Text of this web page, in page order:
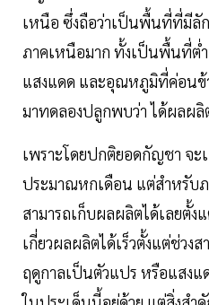
เหนือ ซึ่งถือว่าเป็นพื้นที่ที่มีลั
ภาคเหนือมาก ทั้งเป็นพื้นที่ต่
แสงแดด และอุณหภูมิที่ค่อนข้
มาทดลองปลูกพบว่า ได้ผลผลิ
เพราะโดยปกติยอดกัญชา จะเ
ประมาณหกเดือน แต่สำหรับ
สามารถเก็บผลผลิตได้เลยตั้ง
เกี่ยวผลผลิตได้เร็วตั้งแต่ช่วง
ฤดูกาลเป็นตัวแปร หรือแสง